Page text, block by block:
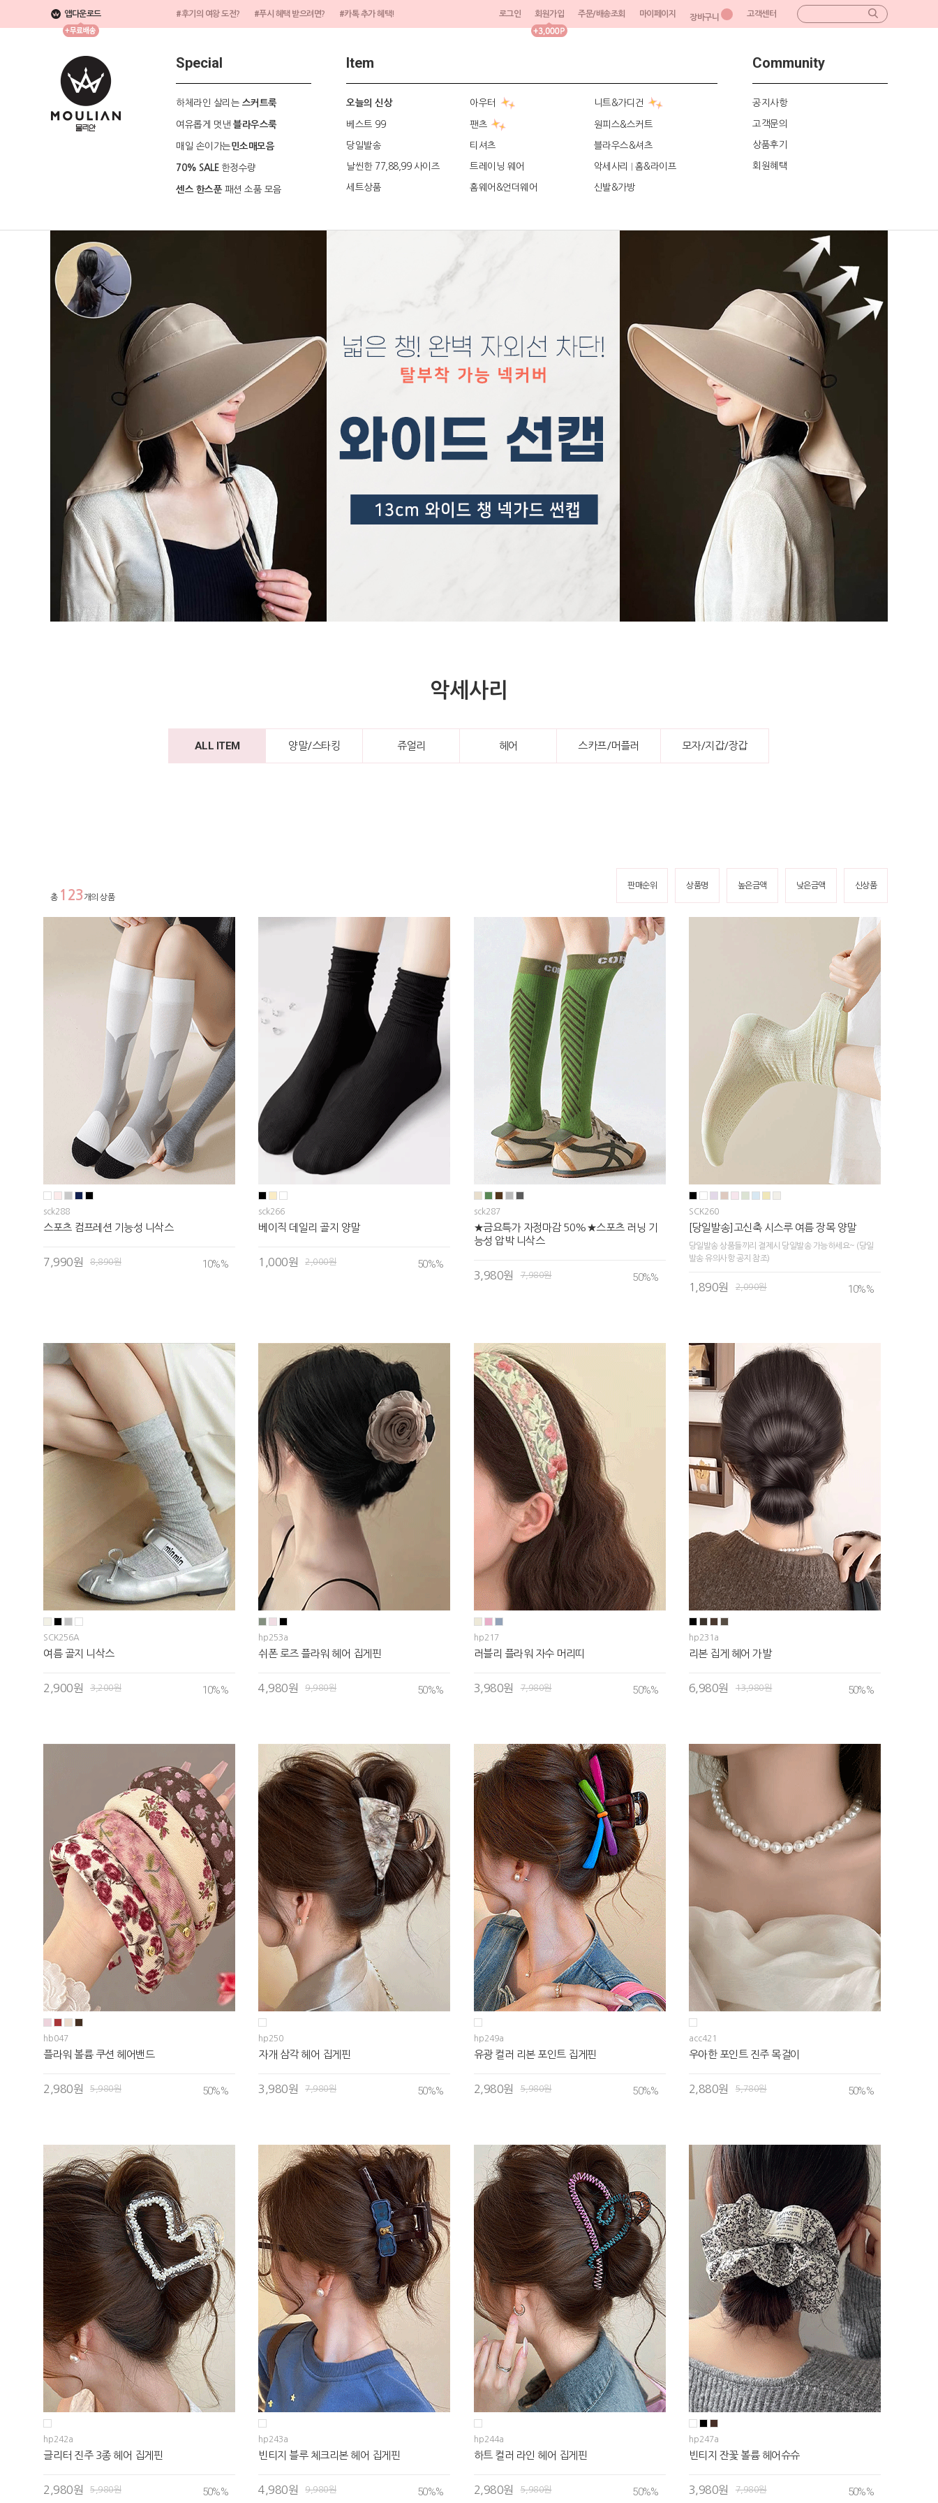
앱다운로드 #후기의 여왕 도전? #푸시 혜택 받으려면? #카톡 추가 혜택! 로그인 회원가입 주문/배송조회 마이페이지 장바구니 고객센터
Special
하체라인 살리는 스커트룩
여유롭게 멋낸 블라우스룩
매일 손이가는민소매모음
70% SALE 한정수량
센스 한스푼패션 소품 모음
Item
오늘의 신상 아우터 니트&가디건
베스트 99 팬츠 원피스&스커트
당일발송 티셔츠 블라우스&셔츠
날씬한 77,88,99 사이즈 트레이닝 웨어 악세사리 홈&라이프
세트상품 홈웨어&언더웨어 신발&가방
Community
공지사항
고객문의
상품후기
회원혜택
악세사리
ALL ITEM 양말/스타킹 쥬얼리 헤어 스카프/머플러 모자/지갑/장갑
총 123 개의 상품
신상품
낮은금액
높은금액
상품명
판매순위
sck288
스포츠 컴프레션 기능성 니삭스
7,990원 8,890원 10%%
sck266
베이직 데일리 골지 양말
1,000원 2,000원 50%%
sck287
★금요특가 자정마감 50%★스포츠 러닝 기
능성 압박 니삭스
3,980원 7,980원 50%%
SCK260
[당일발송]고신축 시스루 여름 장목 양말
당일발송 상품들끼리 결제시 당일발송 가능하세요~ (당일
발송 유의사항 공지 참조)
1,890원 2,090원 10%%
SCK256A
여름 골지 니삭스
2,900원 3,200원 10%%
hp253a
쉬폰 로즈 플라워 헤어 집게핀
4,980원 9,980원 50%%
hp217
러블리 플라워 자수 머리띠
3,980원 7,980원 50%%
hp231a
리본 집게 헤어 가발
6,980원 13,980원 50%%
hb047
플라워 볼륨 쿠션 헤어밴드
2,980원 5,980원 50%%
hp250
자개 삼각 헤어 집게핀
3,980원 7,980원 50%%
hp249a
유광 컬러 리본 포인트 집게핀
2,980원 5,980원 50%%
acc421
우아한 포인트 진주 목걸이
2,880원 5,780원 50%%
hp242a
글리터 진주 3종 헤어 집게핀
2,980원 5,980원 50%%
hp243a
빈티지 블루 체크리본 헤어 집게핀
4,980원 9,980원 50%%
hp244a
하트 컬러 라인 헤어 집게핀
2,980원 5,980원 50%%
hp247a
빈티지 잔꽃 볼륨 헤어슈슈
3,980원 7,980원 50%%